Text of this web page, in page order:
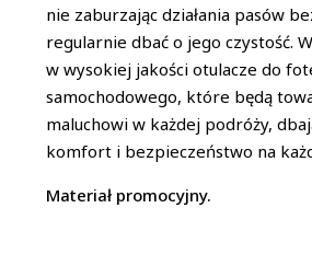
nie zaburzając działania pasów
regularnie dbać o jego czystość.
w wysokiej jakości otulacze do
samochodowego, które będą
maluchowi w każdej podróży,
komfort i bezpieczeństwo na
Materiał promocyjny.